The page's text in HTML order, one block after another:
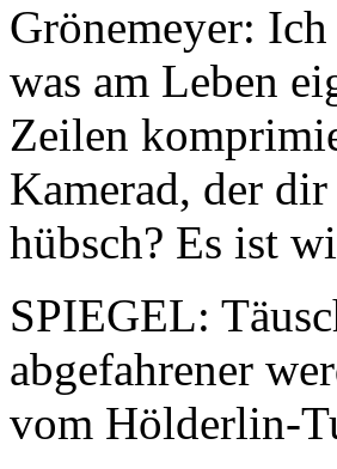
Grönemeyer:
was am Leben
Zeilen
Kamerad, der
hübsch? Es ist
SPIEGEL:
abgefahrener
vom Hölderlin-